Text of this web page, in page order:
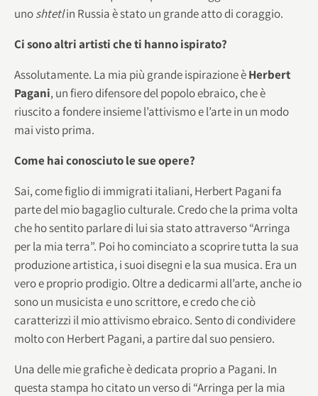
unoshtetlin Russia è stato un grande atto di coraggio.
Ci sono altri artisti che ti hanno ispirato?
Assolutamente. La mia più grande ispirazione èHerbert
Pagani, un fiero difensore del popolo ebraico, che è
riuscito a fondere insieme l’attivismo e l’arte in un modo
mai visto prima.
Come hai conosciuto le sue opere?
Sai, come figlio di immigrati italiani, Herbert Pagani fa
parte del mio bagaglio culturale. Credo che la prima volta
che ho sentito parlare di lui sia stato attraverso “Arringa
per la mia terra”. Poi ho cominciato a scoprire tutta la sua
produzione artistica, i suoi disegni e la sua musica. Era un
vero e proprio prodigio. Oltre a dedicarmi all’arte, anche io
sono un musicista e uno scrittore, e credo che ciò
caratterizzi il mio attivismo ebraico. Sento di condividere
molto con Herbert Pagani, a partire dal suo pensiero.
Una delle mie grafiche è dedicata proprio a Pagani. In
questa stampa ho citato un verso di “Arringa per la mia